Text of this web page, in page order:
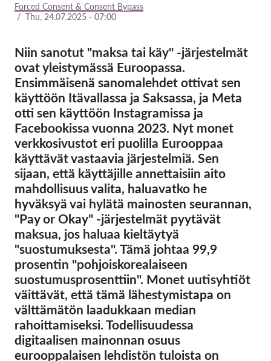
Lahjoitukset
Tax deductability
Jäsenten login
Meistä
Tiimi
Vuosikertomukset
Usein kysyttyä
Rekry
Edustajakanne
OnionShare
Media
Yhteystiedot
GDPRhub
Forced Consent & Consent Bypass
/ Thu, 24.07.2025 - 07:00
Niin sanotut "maksa tai käy" -järjestelmät
ovat yleistymässä Euroopassa.
Ensimmäisenä sanomalehdet ottivat sen
käyttöön Itävallassa ja Saksassa, ja Meta
otti sen käyttöön Instagramissa ja
Facebookissa vuonna 2023. Nyt monet
verkkosivustot eri puolilla Eurooppaa
käyttävät vastaavia järjestelmiä. Sen
sijaan, että käyttäjille annettaisiin aito
mahdollisuus valita, haluavatko he
hyväksyä vai hylätä mainosten seurannan,
"Pay or Okay" -järjestelmät pyytävät
maksua, jos haluaa kieltäytyä
"suostumuksesta". Tämä johtaa 99,9
prosentin "pohjoiskorealaiseen
suostumusprosenttiin". Monet uutisyhtiöt
väittävät, että tämä lähestymistapa on
välttämätön laadukkaan median
rahoittamiseksi. Todellisuudessa
digitaalisen mainonnan osuus
eurooppalaisen lehdistön tuloista on